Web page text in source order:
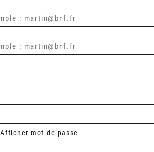
Afficher mot de passe